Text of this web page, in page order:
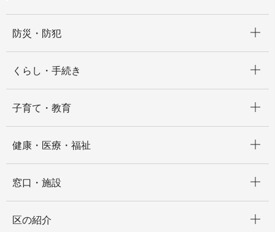
防災・防犯
くらし・手続き
子育て・教育
健康・医療・福祉
窓口・施設
区の紹介